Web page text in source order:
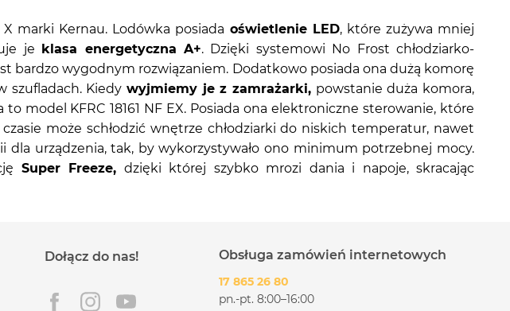
X marki Kernau. Lodówka posiada oświetlenie LED, które zużywa mniej
je klasa energetyczna A+. Dzięki systemowi No Frost chłodziarko-
bardzo wygodnym rozwiązaniem. Dodatkowo posiada ona dużą komorę
szufladach. Kiedy wyjmiemy je z zamrażarki,powstanie duża komora,
model KFRC 18161 NF EX. Posiada ona elektroniczne sterowanie, które
może schłodzić wnętrze chłodziarki do niskich temperatur, nawet
urządzenia, tak, by wykorzystywało ono minimum potrzebnej mocy.
Super Freeze, dzięki której szybko mrozi dania i napoje, skracając
Dołącz do nas! Obsługa zamówień internetowych
17 865 26 80
pn.-pt. 8:00–16:00